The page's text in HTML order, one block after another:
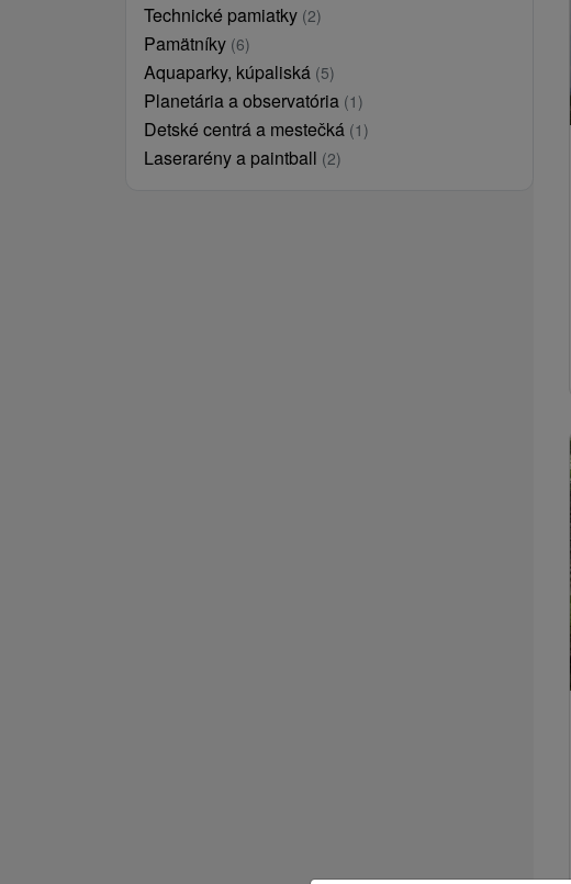
Technické pamiatky (2)
Pamätníky (6)
Aquaparky, kúpaliská (5)
Planetária a observatória (1)
Detské centrá a mestečká (1)
Laserarény a paintball (2)